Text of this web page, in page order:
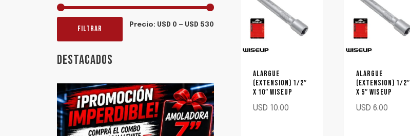
ALARGUE
(EXTENSION) 1/2″
X 10″ WISEUP
USD 10.00
ALARGUE
(EXTENSION) 1/2″
X 5″ WISEUP
USD 6.00
Precio
Precio
FILTRAR Precio: USD 0 — USD 530
DESTACADOS